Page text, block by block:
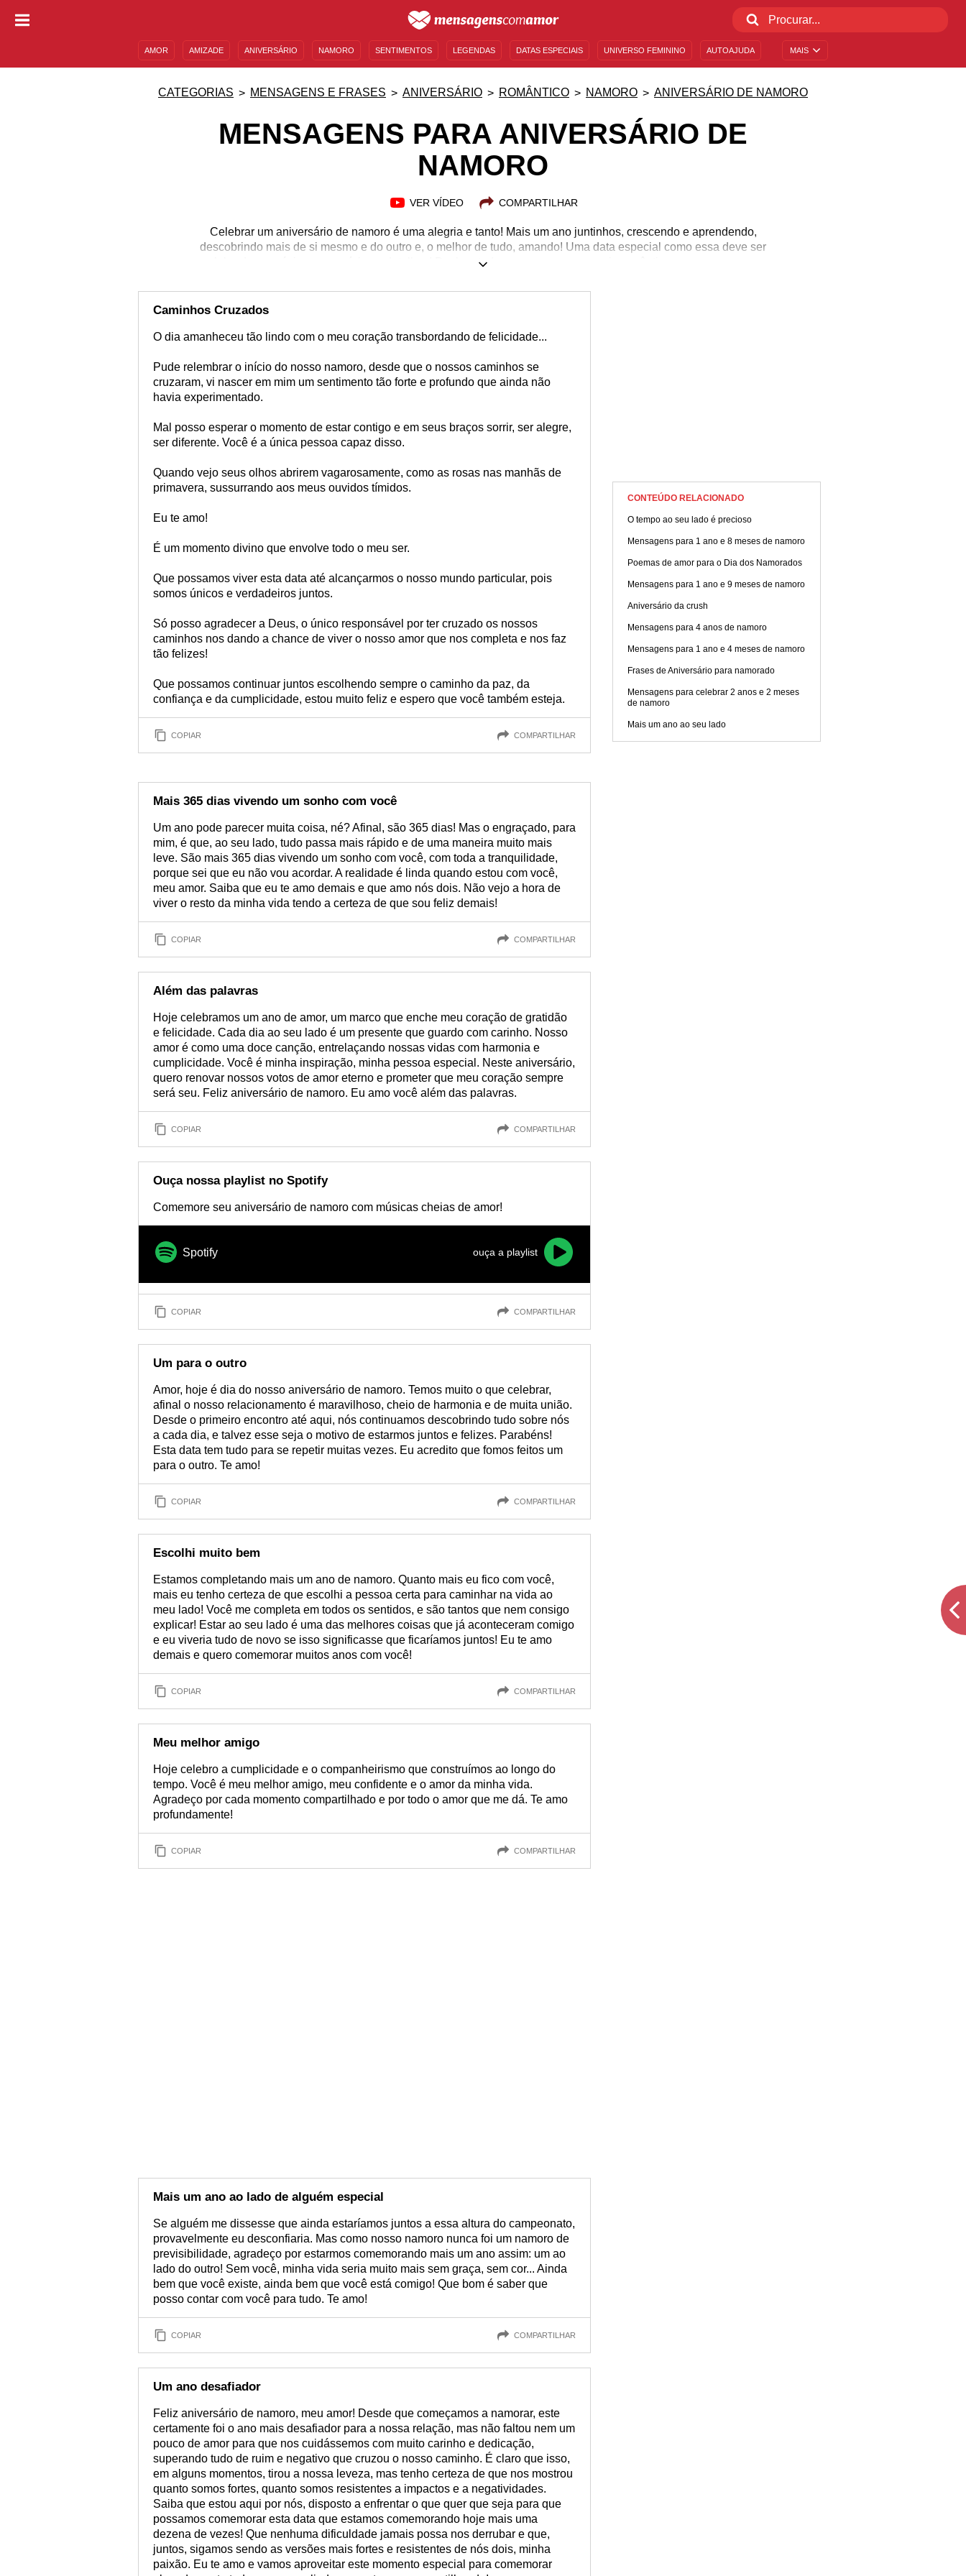
MAIS
AMOR AMIZADE ANIVERSÁRIO NAMORO SENTIMENTOS LEGENDAS DATAS ESPECIAIS UNIVERSO FEMININO AUTOAJUDA
CATEGORIAS MENSAGENS E FRASES ANIVERSÁRIO ROMÂNTICO NAMORO ANIVERSÁRIO DE NAMORO
MENSAGENS PARA ANIVERSÁRIO DE
NAMORO
VER VÍDEO COMPARTILHAR
Celebrar um aniversário de namoro é uma alegria e tanto! Mais um ano juntinhos, crescendo e aprendendo,
descobrindo mais de si mesmo e do outro e, o melhor de tudo, amando! Uma data especial como essa deve ser
celebrada ao máximo, nos mínimos detalhes! Declare todo seu amor com as mais românticas mensagens para
Que cada aniversário seja uma oportunidade de renovar a escolha, a vontade de estar junto e comemorar tudo o
Caminhos Cruzados
O dia amanheceu tão lindo com o meu coração transbordando de felicidade...
Pude relembrar o início do nosso namoro, desde que o nossos caminhos se
cruzaram, vi nascer em mim um sentimento tão forte e profundo que ainda não
havia experimentado.
Mal posso esperar o momento de estar contigo e em seus braços sorrir, ser alegre,
ser diferente. Você é a única pessoa capaz disso.
Quando vejo seus olhos abrirem vagarosamente, como as rosas nas manhãs de
primavera, sussurrando aos meus ouvidos tímidos.
Eu te amo!
É um momento divino que envolve todo o meu ser.
Que possamos viver esta data até alcançarmos o nosso mundo particular, pois
somos únicos e verdadeiros juntos.
Só posso agradecer a Deus, o único responsável por ter cruzado os nossos
caminhos nos dando a chance de viver o nosso amor que nos completa e nos faz
tão felizes!
Que possamos continuar juntos escolhendo sempre o caminho da paz, da
confiança e da cumplicidade, estou muito feliz e espero que você também esteja.
COPIAR COMPARTILHAR
Mais 365 dias vivendo um sonho com você
Um ano pode parecer muita coisa, né? Afinal, são 365 dias! Mas o engraçado, para
mim, é que, ao seu lado, tudo passa mais rápido e de uma maneira muito mais
leve. São mais 365 dias vivendo um sonho com você, com toda a tranquilidade,
porque sei que eu não vou acordar. A realidade é linda quando estou com você,
meu amor. Saiba que eu te amo demais e que amo nós dois. Não vejo a hora de
viver o resto da minha vida tendo a certeza de que sou feliz demais!
COPIAR COMPARTILHAR
Além das palavras
Hoje celebramos um ano de amor, um marco que enche meu coração de gratidão
e felicidade. Cada dia ao seu lado é um presente que guardo com carinho. Nosso
amor é como uma doce canção, entrelaçando nossas vidas com harmonia e
cumplicidade. Você é minha inspiração, minha pessoa especial. Neste aniversário,
quero renovar nossos votos de amor eterno e prometer que meu coração sempre
será seu. Feliz aniversário de namoro. Eu amo você além das palavras.
COPIAR COMPARTILHAR
Ouça nossa playlist no Spotify
Comemore seu aniversário de namoro com músicas cheias de amor!
Spotify ouça a playlist
COPIAR COMPARTILHAR
Um para o outro
Amor, hoje é dia do nosso aniversário de namoro. Temos muito o que celebrar,
afinal o nosso relacionamento é maravilhoso, cheio de harmonia e de muita união.
Desde o primeiro encontro até aqui, nós continuamos descobrindo tudo sobre nós
a cada dia, e talvez esse seja o motivo de estarmos juntos e felizes. Parabéns!
Esta data tem tudo para se repetir muitas vezes. Eu acredito que fomos feitos um
para o outro. Te amo!
COPIAR COMPARTILHAR
Escolhi muito bem
Estamos completando mais um ano de namoro. Quanto mais eu fico com você,
mais eu tenho certeza de que escolhi a pessoa certa para caminhar na vida ao
meu lado! Você me completa em todos os sentidos, e são tantos que nem consigo
explicar! Estar ao seu lado é uma das melhores coisas que já aconteceram comigo
e eu viveria tudo de novo se isso significasse que ficaríamos juntos! Eu te amo
demais e quero comemorar muitos anos com você!
COPIAR COMPARTILHAR
Meu melhor amigo
Hoje celebro a cumplicidade e o companheirismo que construímos ao longo do
tempo. Você é meu melhor amigo, meu confidente e o amor da minha vida.
Agradeço por cada momento compartilhado e por todo o amor que me dá. Te amo
profundamente!
COPIAR COMPARTILHAR
Mais um ano ao lado de alguém especial
Se alguém me dissesse que ainda estaríamos juntos a essa altura do campeonato,
provavelmente eu desconfiaria. Mas como nosso namoro nunca foi um namoro de
previsibilidade, agradeço por estarmos comemorando mais um ano assim: um ao
lado do outro! Sem você, minha vida seria muito mais sem graça, sem cor... Ainda
bem que você existe, ainda bem que você está comigo! Que bom é saber que
posso contar com você para tudo. Te amo!
COPIAR COMPARTILHAR
Um ano desafiador
Feliz aniversário de namoro, meu amor! Desde que começamos a namorar, este
certamente foi o ano mais desafiador para a nossa relação, mas não faltou nem um
pouco de amor para que nos cuidássemos com muito carinho e dedicação,
superando tudo de ruim e negativo que cruzou o nosso caminho. É claro que isso,
em alguns momentos, tirou a nossa leveza, mas tenho certeza de que nos mostrou
quanto somos fortes, quanto somos resistentes a impactos e a negatividades.
Saiba que estou aqui por nós, disposto a enfrentar o que quer que seja para que
possamos comemorar esta data que estamos comemorando hoje mais uma
dezena de vezes! Que nenhuma dificuldade jamais possa nos derrubar e que,
juntos, sigamos sendo as versões mais fortes e resistentes de nós dois, minha
paixão. Eu te amo e vamos aproveitar este momento especial para comemorar
CONTEÚDO RELACIONADO
O tempo ao seu lado é precioso
Mensagens para 1 ano e 8 meses de namoro
Poemas de amor para o Dia dos Namorados
Mensagens para 1 ano e 9 meses de namoro
Aniversário da crush
Mensagens para 4 anos de namoro
Mensagens para 1 ano e 4 meses de namoro
Frases de Aniversário para namorado
Mensagens para celebrar 2 anos e 2 meses
de namoro
Mais um ano ao seu lado